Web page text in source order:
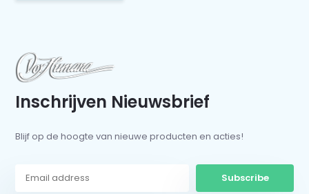
Inschrijven Nieuwsbrief
Blijf op de hoogte van nieuwe producten en acties!
Subscribe